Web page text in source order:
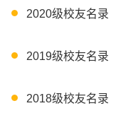
2020级校友名录
2019级校友名录
2018级校友名录